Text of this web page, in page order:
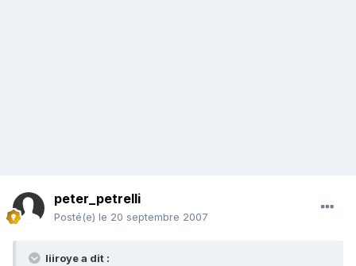
peter_petrelli
Posté(e) le 20 septembre 2007
liiroye a dit :